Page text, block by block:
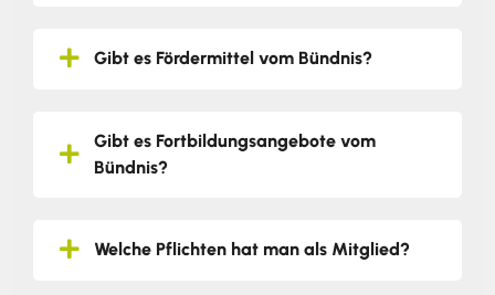
Gibt es Fördermittel vom Bündnis?
Gibt es Fortbildungsangebote vom
Bündnis?
Welche Pflichten hat man als Mitglied?